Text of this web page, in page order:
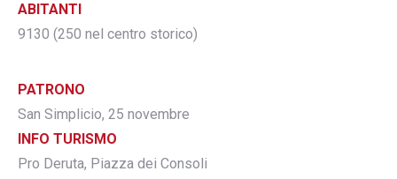
ABITANTI
9130 (250 nel centro storico)
PATRONO
San Simplicio, 25 novembre
INFO TURISMO
Pro Deruta, Piazza dei Consoli